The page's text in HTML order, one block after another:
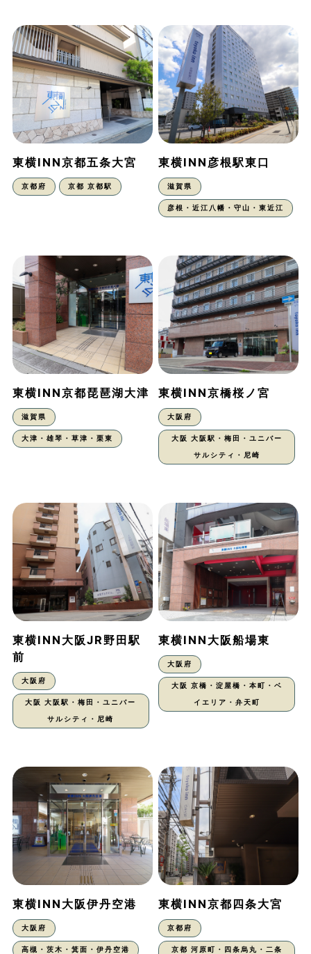
東横INN京都五条大宮
京都府 京都 京都駅
東横INN彦根駅東口
滋賀県
彦根・近江八幡・守山・東近江
東横INN京都琵琶湖大津
滋賀県
大津・雄琴・草津・栗東
東横INN京橋桜ノ宮
大阪府
大阪 大阪駅・梅田・ユニバー
サルシティ・尼崎
東横INN大阪JR野田駅
前
大阪府
大阪 大阪駅・梅田・ユニバー
サルシティ・尼崎
東横INN大阪船場東
大阪府
大阪 京橋・淀屋橋・本町・ベ
イエリア・弁天町
東横INN大阪伊丹空港
大阪府
高槻・茨木・箕面・伊丹空港
東横INN京都四条大宮
京都府
京都 河原町・四条烏丸・二条